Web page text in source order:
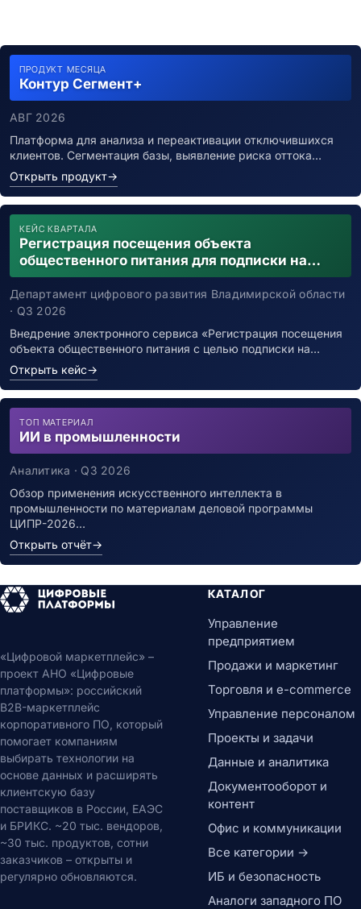
ПРОДУКТ МЕСЯЦА
Контур Сегмент+
АВГ 2026
Платформа для анализа и переактивации отключившихся
клиентов. Сегментация базы, выявление риска оттока…
Открыть продукт→
КЕЙС КВАРТАЛА
Регистрация посещения объекта
общественного питания для подписки на
уведомления о возможном контакте с
заболевшим новой коронавирусной
инфекцией
Департамент цифрового развития Владимирской области
· Q3 2026
Внедрение электронного сервиса «Регистрация посещения
объекта общественного питания с целью подписки на…
Открыть кейс→
ТОП МАТЕРИАЛ
ИИ в промышленности
Аналитика · Q3 2026
Обзор применения искусственного интеллекта в
промышленности по материалам деловой программы
ЦИПР-2026…
Открыть отчёт→
«Цифровой маркетплейс» –
проект АНО «Цифровые
платформы»: российский
B2B-маркетплейс
корпоративного ПО, который
помогает компаниям
выбирать технологии на
основе данных и расширять
клиентскую базу
поставщиков в России, ЕАЭС
и БРИКС. ~20 тыс. вендоров,
~30 тыс. продуктов, сотни
заказчиков – открыты и
регулярно обновляются.
КАТАЛОГ
Управление
предприятием
Продажи и маркетинг
Торговля и e-commerce
Управление персоналом
Проекты и задачи
Данные и аналитика
Документооборот и
контент
Офис и коммуникации
Все категории →
ИБ и безопасность
Аналоги западного ПО